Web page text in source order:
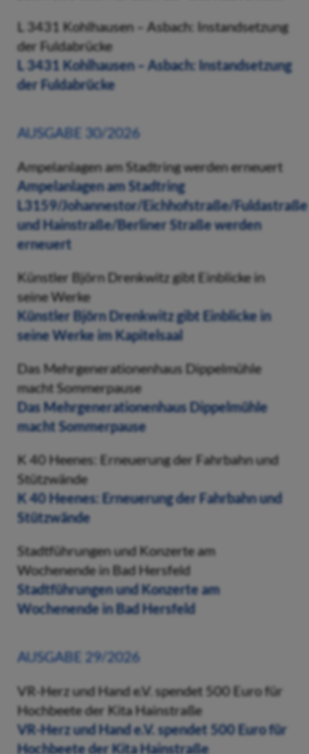
L 3431 Kohlhausen – Asbach: Instandsetzung
der Fuldabrücke
L 3431 Kohlhausen – Asbach: Instandsetzung
der Fuldabrücke
AUSGABE 30/2026
Ampelanlagen am Stadtring werden erneuert
Ampelanlagen am Stadtring
L3159/Johannestor/Eichhofstraße/Fuldastraße
und Hainstraße/Berliner Straße werden
erneuert
Künstler Björn Drenkwitz gibt Einblicke in
seine Werke
Künstler Björn Drenkwitz gibt Einblicke in
seine Werke im Kapitelsaal
Das Mehrgenerationenhaus Dippelmühle
macht Sommerpause
Das Mehrgenerationenhaus Dippelmühle
macht Sommerpause
K 40 Heenes: Erneuerung der Fahrbahn und
Stützwände
K 40 Heenes: Erneuerung der Fahrbahn und
Stützwände
Stadtführungen und Konzerte am
Wochenende in Bad Hersfeld
Stadtführungen und Konzerte am
Wochenende in Bad Hersfeld
AUSGABE 29/2026
VR-Herz und Hand e.V. spendet 500 Euro für
Hochbeete der Kita Hainstraße
VR-Herz und Hand e.V. spendet 500 Euro für
Hochbeete der Kita Hainstraße